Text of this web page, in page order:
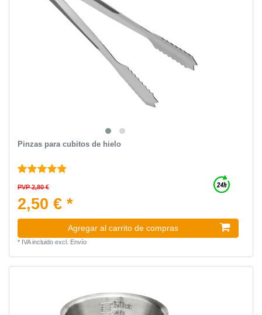
Pinzas para cubitos de hielo
PVP 2,80 €
2,50 € *
Agregar al carrito de compras
* IVA incluidoexcl. Envío